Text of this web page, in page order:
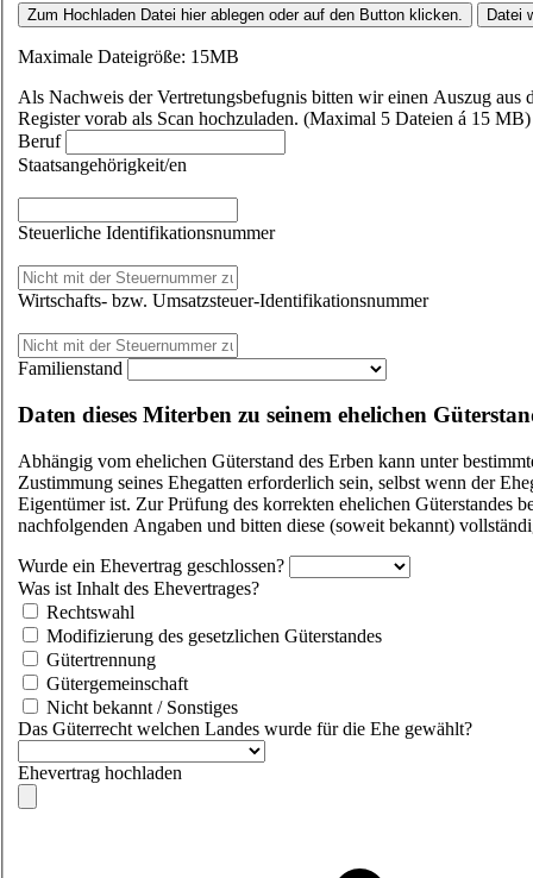
Zum Hochladen Datei hier ablegen oder auf den Button klicken. Datei
Maximale Dateigröße: 15MB
Als Nachweis der Vertretungsbefugnis bitten wir einen Auszug aus
Register vorab als Scan hochzuladen. (Maximal 5 Dateien á 15 MB)
Beruf
Staatsangehörigkeit/en
Steuerliche Identifikationsnummer
Wirtschafts- bzw. Umsatzsteuer-Identifikationsnummer
Familienstand
Daten dieses Miterben zu seinem ehelichen
Abhängig vom ehelichen Güterstand des Erben kann unter
Zustimmung seines Ehegatten erforderlich sein, selbst wenn der
Eigentümer ist. Zur Prüfung des korrekten ehelichen Güterstandes
nachfolgenden Angaben und bitten diese (soweit bekannt)
Wurde ein Ehevertrag geschlossen?
Was ist Inhalt des Ehevertrages?
Rechtswahl
Modifizierung des gesetzlichen Güterstandes
Gütertrennung
Gütergemeinschaft
Nicht bekannt / Sonstiges
Das Güterrecht welchen Landes wurde für die Ehe gewählt?
Ehevertrag hochladen